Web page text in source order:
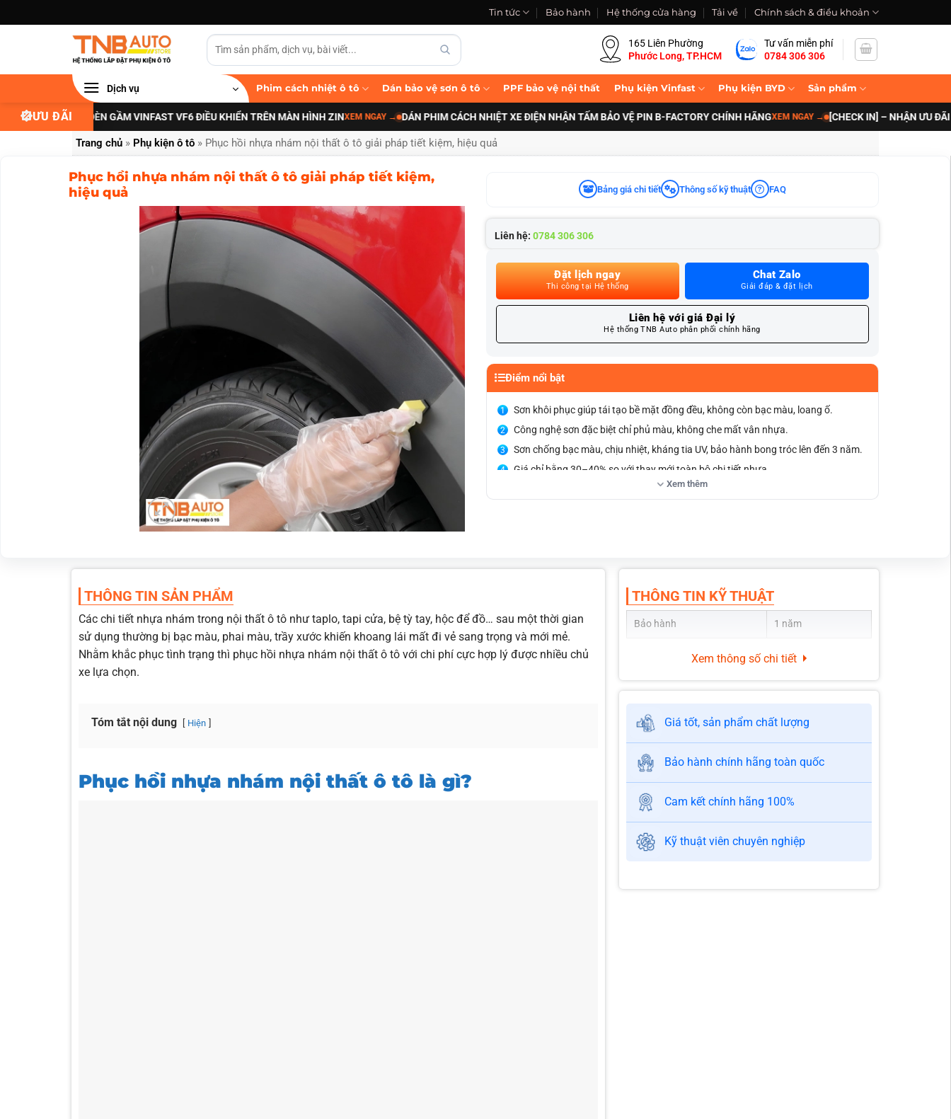
qua
Tin tức Bảo hành Hệ thống cửa hàng Tải về Chính sách & điều khoản
165 Liên Phường
Phước Long, TP.HCM
Tư vấn miễn phí
0784 306 306
Dịch vụ Phim cách nhiệt ô tô Dán bảo vệ sơn ô tô PPF bảo vệ nội thất Phụ kiện Vinfast Phụ kiện BYD Sản phẩm
ƯU ĐÃI
CẤP ĐÈN GẦM VINFAST VF6 ĐIỀU KHIỂN TRÊN MÀN HÌNH ZIN XEM NGAY→ DÁN PHIM CÁCH NHIỆT XE ĐIỆN NHẬN TẤM BẢO VỆ PIN B-FACTORY CHÍNH HÃNG XEM NGAY→ [CHECK IN] – NHẬN ƯU ĐÃI NÂNG
Trang chủ » Phụ kiện ô tô » Phục hồi nhựa nhám nội thất ô tô giải pháp tiết kiệm, hiệu quả
Phục hồi nhựa nhám nội thất ô tô giải pháp tiết kiệm,
hiệu quả
Bảng giá chi tiết Thông số kỹ thuật FAQ
Liên hệ: 0784 306 306
Đặt lịch ngay
Thi công tại Hệ thống
Chat Zalo
Giải đáp & đặt lịch
Liên hệ với giá Đại lý
Hệ thống TNB Auto phân phối chính hãng
Điểm nổi bật
Sơn khôi phục giúp tái tạo bề mặt đồng đều, không còn bạc màu, loang ố.
Công nghệ sơn đặc biệt chỉ phủ màu, không che mất vân nhựa.
Sơn chống bạc màu, chịu nhiệt, kháng tia UV, bảo hành bong tróc lên đến 3 năm.
Giá chỉ bằng 30–40% so với thay mới toàn bộ chi tiết nhựa.
Thi công nhanh chóng chỉ khoảng 1–2 giờ cho từng hạng mục khách hàng có thể
Xem thêm
THÔNG TIN SẢN PHẨM
Các chi tiết nhựa nhám trong nội thất ô tô như taplo, tapi cửa, bệ tỳ tay, hộc để đồ… sau một thời gian
sử dụng thường bị bạc màu, phai màu, trầy xước khiến khoang lái mất đi vẻ sang trọng và mới mẻ.
Nhằm khắc phục tình trạng thì phục hồi nhựa nhám nội thất ô tô với chi phí cực hợp lý được nhiều chủ
xe lựa chọn.
Tóm tắt nội dung Hiện
Phục hồi nhựa nhám nội thất ô tô là gì?
THÔNG TIN KỸ THUẬT
Bảo hành 1 năm
Xem thông số chi tiết
Giá tốt, sản phẩm chất lượng
Bảo hành chính hãng toàn quốc
Cam kết chính hãng 100%
Kỹ thuật viên chuyên nghiệp